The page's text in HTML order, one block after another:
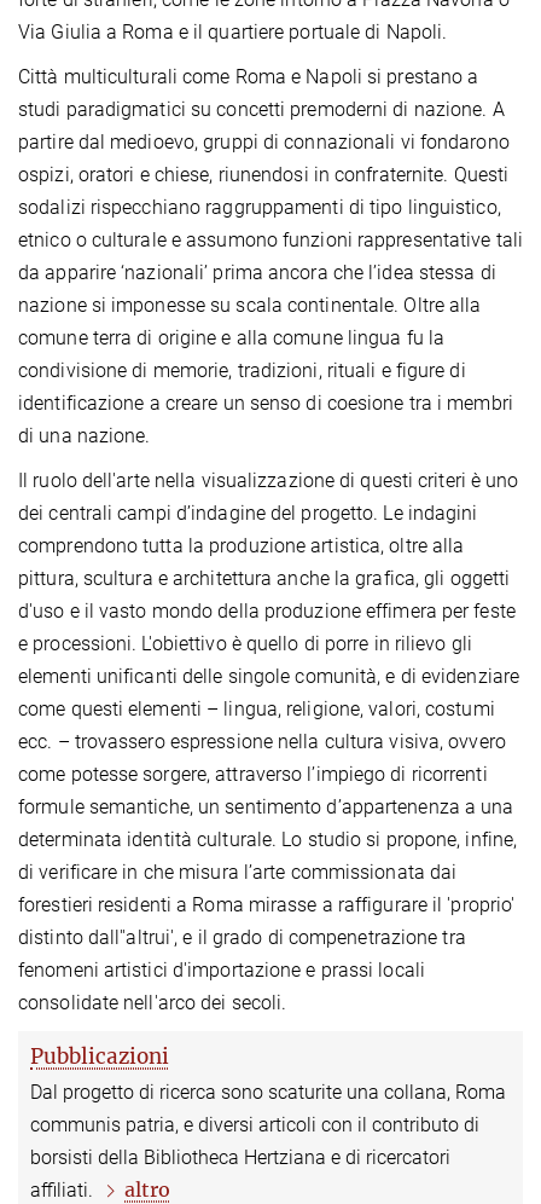
Via Giulia a Roma e il quartiere portuale di Napoli.
Città multiculturali come Roma e Napoli si prestano a
studi paradigmatici su concetti premoderni di nazione. A
partire dal medioevo, gruppi di connazionali vi fondarono
ospizi, oratori e chiese, riunendosi in confraternite. Questi
sodalizi rispecchiano raggruppamenti di tipo linguistico,
etnico o culturale e assumono funzioni rappresentative tali
da apparire ‘nazionali’ prima ancora che l’idea stessa di
nazione si imponesse su scala continentale. Oltre alla
comune terra di origine e alla comune lingua fu la
condivisione di memorie, tradizioni, rituali e figure di
identificazione a creare un senso di coesione tra i membri
di una nazione.
Il ruolo dell'arte nella visualizzazione di questi criteri è uno
dei centrali campi d’indagine del progetto. Le indagini
comprendono tutta la produzione artistica, oltre alla
pittura, scultura e architettura anche la grafica, gli oggetti
d'uso e il vasto mondo della produzione effimera per feste
e processioni. L'obiettivo è quello di porre in rilievo gli
elementi unificanti delle singole comunità, e di evidenziare
come questi elementi – lingua, religione, valori, costumi
ecc. – trovassero espressione nella cultura visiva, ovvero
come potesse sorgere, attraverso l’impiego di ricorrenti
formule semantiche, un sentimento d’appartenenza a una
determinata identità culturale. Lo studio si propone, infine,
di verificare in che misura l’arte commissionata dai
forestieri residenti a Roma mirasse a raffigurare il 'proprio'
distinto dall''altrui', e il grado di compenetrazione tra
fenomeni artistici d'importazione e prassi locali
consolidate nell'arco dei secoli.
Pubblicazioni
Dal progetto di ricerca sono scaturite una collana, Roma
communis patria, e diversi articoli con il contributo di
borsisti della Bibliotheca Hertziana e di ricercatori
affiliati.
altro